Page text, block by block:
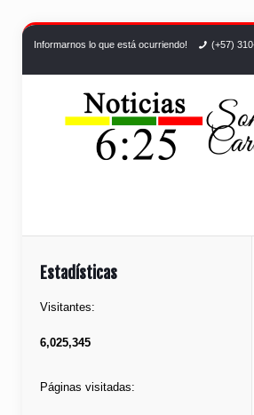
Informarnos lo que está ocurriendo! (+57)
Estadísticas
Visitantes:
6,025,345
Páginas visitadas: